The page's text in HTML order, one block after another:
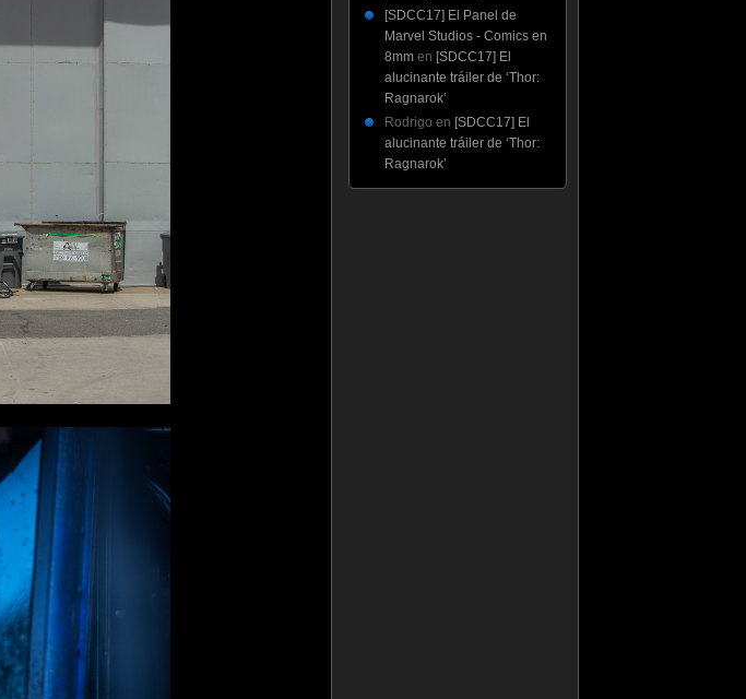
[SDCC17] El Panel de
Marvel Studios - Comics en
8mmen [SDCC17] El
alucinante tráiler de ‘Thor:
Ragnarok’
Rodrigo en [SDCC17] El
alucinante tráiler de ‘Thor:
Ragnarok’